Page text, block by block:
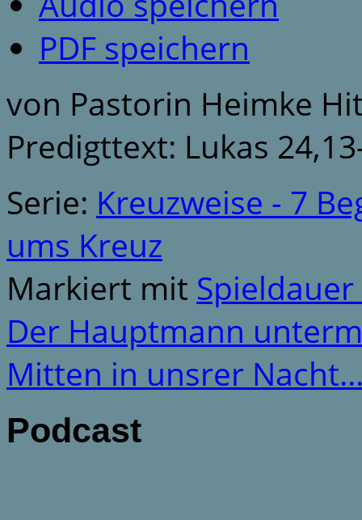
PDF speichern
von Pastorin Heimke
Predigttext: Lukas
Serie: Kreuzweise - 7
ums Kreuz
Markiert mit
Der Hauptmann
Mitten in unsrer
Podcast